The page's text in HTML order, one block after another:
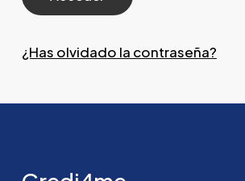
¿Has olvidado la contraseña?